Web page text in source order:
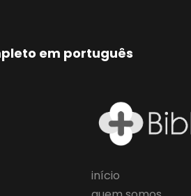
em português
início